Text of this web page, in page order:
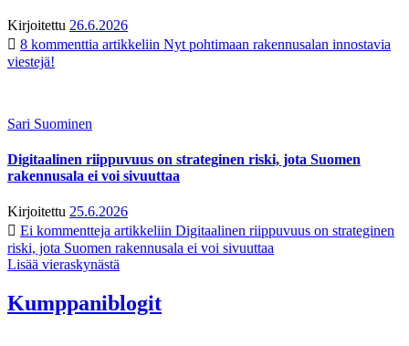
Kirjoitettu 26.6.2026
8 kommenttia artikkeliin Nyt pohtimaan rakennusalan innostavia
viestejä!
Sari Suominen
Digitaalinen riippuvuus on strateginen riski, jota Suomen
rakennusala ei voi sivuuttaa
Kirjoitettu 25.6.2026
Ei kommentteja artikkeliin Digitaalinen riippuvuus on strateginen
riski, jota Suomen rakennusala ei voi sivuuttaa
Lisää vieraskynästä
Kumppaniblogit